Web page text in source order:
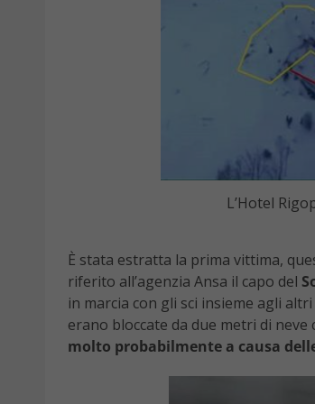
L’Hotel
È stata estratta la prima vittima,
riferito all’agenzia Ansa il capo del
in marcia con gli sci insieme agli
erano bloccate da due metri di
molto probabilmente a causa